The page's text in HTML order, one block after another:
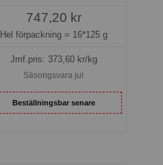
747,20 kr
Hel förpackning = 16*125 g
Jmf.pris: 373,60kr/kg
Säsongsvara jul
Beställningsbar senare